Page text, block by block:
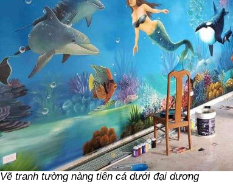
Vẽ tranh tường nàng tiên cá dưới đại dương